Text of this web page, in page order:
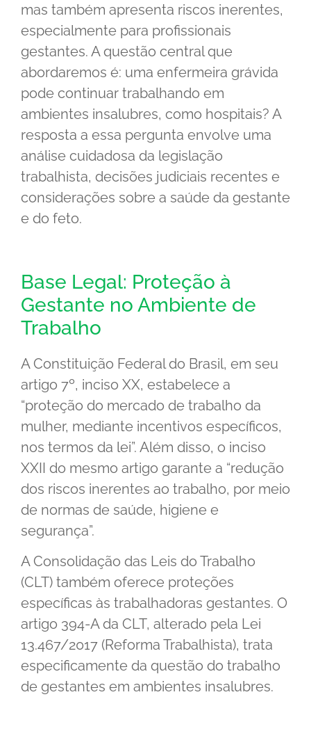
mas também apresenta riscos inerentes,
especialmente para profissionais
gestantes. A questão central que
abordaremos é: uma enfermeira grávida
pode continuar trabalhando em
ambientes insalubres, como hospitais? A
resposta a essa pergunta envolve uma
análise cuidadosa da legislação
trabalhista, decisões judiciais recentes e
considerações sobre a saúde da gestante
e do feto.
Base Legal: Proteção à
Gestante no Ambiente de
Trabalho
A Constituição Federal do Brasil, em seu
artigo 7º, inciso XX, estabelece a
“proteção do mercado de trabalho da
mulher, mediante incentivos específicos,
nos termos da lei”. Além disso, o inciso
XXII do mesmo artigo garante a “redução
dos riscos inerentes ao trabalho, por meio
de normas de saúde, higiene e
segurança”.
A Consolidação das Leis do Trabalho
(CLT) também oferece proteções
específicas às trabalhadoras gestantes. O
artigo 394-A da CLT, alterado pela Lei
13.467/2017 (Reforma Trabalhista), trata
especificamente da questão do trabalho
de gestantes em ambientes insalubres.